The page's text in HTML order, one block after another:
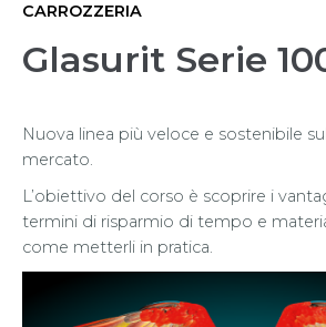
CARROZZERIA
Glasurit Serie
Nuova linea più veloce e sostenibile sul
mercato.
L’obiettivo del corso è scoprire i
termini di risparmio di tempo e
come metterli in pratica.